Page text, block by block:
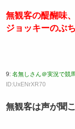
無観客の醍醐味、
ジョッキーのぶ
9: 名無しさん＠実況で競
ID:UxENrXR70
無観客は声が聞